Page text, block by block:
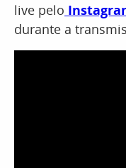
live pelo
durante a